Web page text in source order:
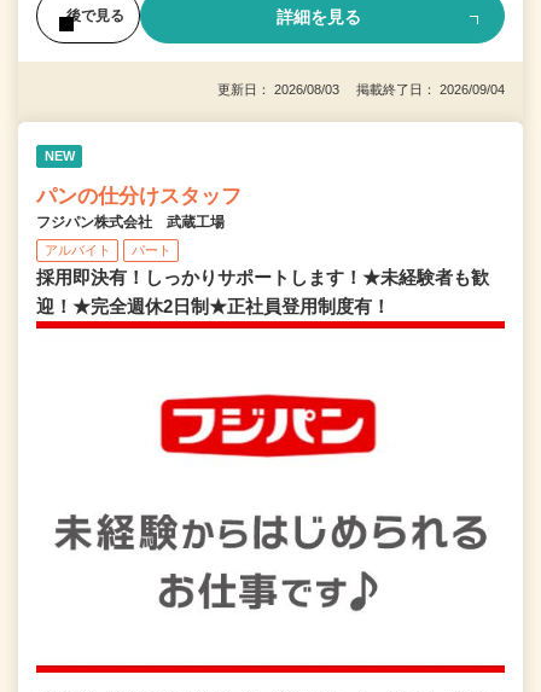
後で見る 詳細を見る
更新日： 2026/08/03 掲載終了日： 2026/09/04
NEW
パンの仕分けスタッフ
フジパン株式会社 武蔵工場
アルバイト パート
採用即決有！しっかりサポートします！★未経験者も歓
迎！★完全週休2日制★正社員登用制度有！